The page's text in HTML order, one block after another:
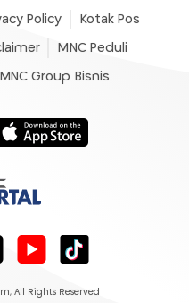
Policy Kotak Pos
MNC Peduli
MNC Group Bisnis
, All Rights Reserved